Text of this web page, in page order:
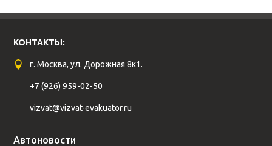
КОНТАКТЫ:
г. Москва, ул. Дорожная 8к1.
+7 (926) 959-02-50
vizvat@vizvat-evakuator.ru
Автоновости